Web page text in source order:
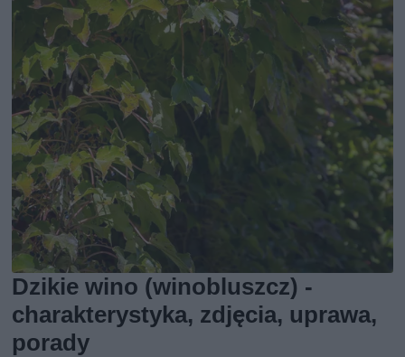
Dzikie wino (winobluszcz) -
charakterystyka, zdjęcia, uprawa,
porady